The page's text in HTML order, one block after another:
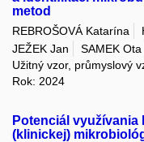
metod
REBROŠOVÁ Katarína
JEŽEK Jan
SAMEK Ota
Užitný vzor, průmyslový
Rok: 2024
Potenciál
(klinickej)